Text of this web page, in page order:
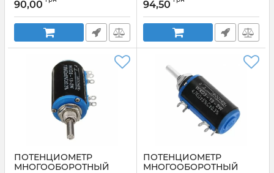
Артикул: 3590S_2_100K
90,00 Артикул: WXD3-13-2W10K
94,50
ПОТЕНЦИОМЕТР
МНОГООБОРОТНЫЙ
ПОТЕНЦИОМЕТР
МНОГООБОРОТНЫЙ